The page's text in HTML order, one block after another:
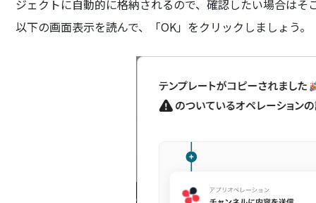
ジェクトに自動的に格納されるので、確認したい場合はそ
以下の画面表示を読んで、「OK」をクリックしましょう。